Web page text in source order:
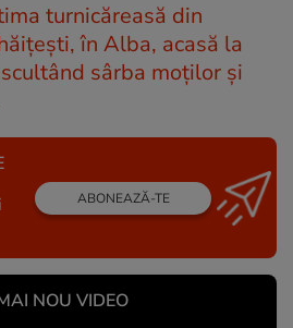
turnicăreasă din
în Alba, acasă la
sârba moților și
ABONEAZĂ-TE
NOU VIDEO